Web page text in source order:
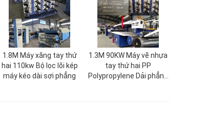
1.8M Máy xăng tay thứ
hai 110kw Bộ lọc lõi kép
máy kéo dài sợi phẳng
1.3M 90KW Máy vẽ nhựa
tay thứ hai PP
Polypropylene Dải phẳng